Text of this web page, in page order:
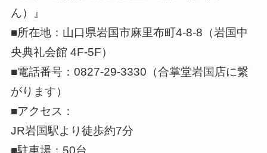
ん）』
■所在地：山口県岩国市麻里布町4-8-8（岩国中
央典礼会館 4F-5F）
■電話番号：0827-29-3330（合掌堂岩国店に繋
がります）
■アクセス：
JR岩国駅より徒歩約7分
■駐車場：50台